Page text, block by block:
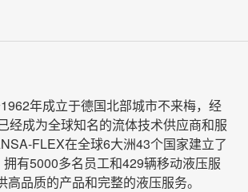
年成立于德国北部城市不来梅，经
经成为全球知名的流体技术供应商和服
FLEX在全球6大洲43个国家建立了
拥有5000多名员工和429辆移动液压服
高品质的产品和完整的液压服务。